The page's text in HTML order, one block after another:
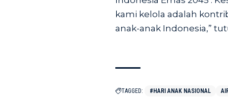
kami kelola adalah
anak-anak Indonesia,”
TAGGED: #HARI ANAK NASIONAL